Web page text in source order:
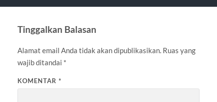
Tinggalkan Balasan
Alamat email Anda tidak akan dipublikasikan. Ruas yang
wajib ditandai *
KOMENTAR *